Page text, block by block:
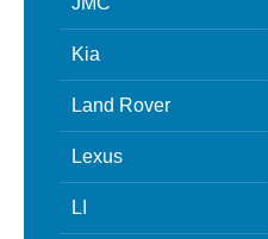
Kia
Land Rover
Lexus
LI